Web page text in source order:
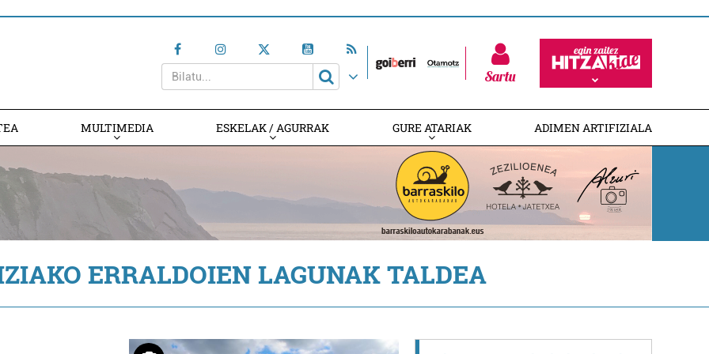
Sartu
MULTIMEDIA ESKELAK / AGURRAK GURE ATARIAK ADIMEN ARTIFIZIALA
ERRALDOIEN LAGUNAK TALDEA